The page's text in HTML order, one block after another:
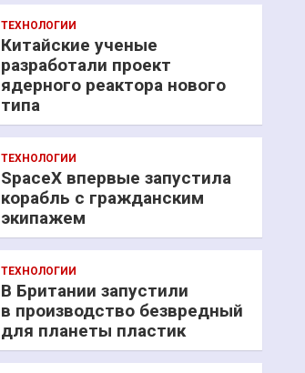
ТЕХНОЛОГИИ
Китайские ученые
разработали проект
ядерного реактора нового
типа
ТЕХНОЛОГИИ
SpaceX впервые запустила
корабль с гражданским
экипажем
ТЕХНОЛОГИИ
В Британии запустили
в производство безвредный
для планеты пластик